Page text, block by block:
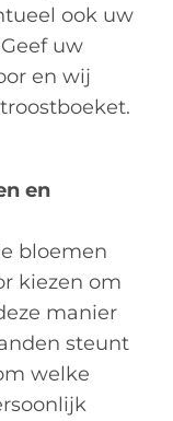
ook uw
uw
en wij
en
bloemen
kiezen om
manier
steunt
welke